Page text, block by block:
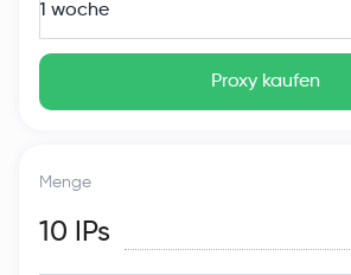
1 woche
Proxy kaufen
Menge
10 IPs